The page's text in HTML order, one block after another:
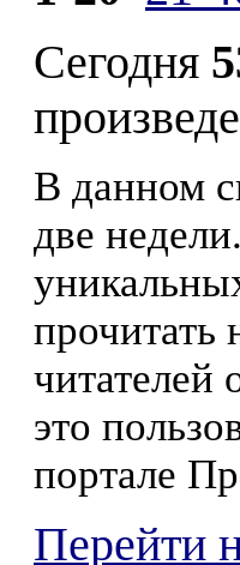
Сегодня
В данном
две
прочитать
читателей
это
портале
Перейти